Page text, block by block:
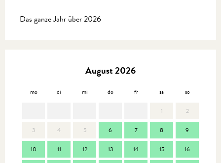
Das ganze Jahr über 2026
August 2026
mo di mi do fr sa so
1 2
3 4 5 6 7 8 9
10 11 12 13 14 15 16